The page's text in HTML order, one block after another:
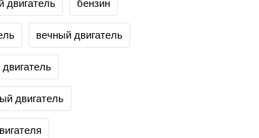
двигатель бензин
вечный двигатель
двигатель